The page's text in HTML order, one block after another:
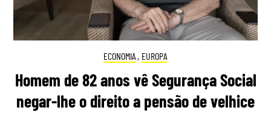
ECONOMIA , EUROPA
Homem de 82 anos vê Segurança Social
negar-lhe o direito a pensão de velhice